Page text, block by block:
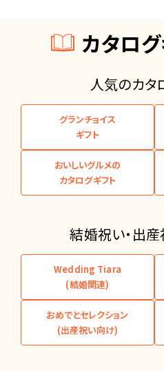
カタロ
人気のカタ
グランチョイス
ギフト
おいしいグルメの
カタログギフト
結婚祝い・出
Wedding Tiara
(結婚関連)
おめでとセレクション
(出産祝い向け)